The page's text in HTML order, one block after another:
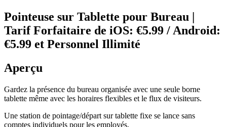
Pointeuse sur Tablette pour Bureau |
Tarif Forfaitaire de iOS: €5.99 / Android:
€5.99 et Personnel Illimité
Aperçu
Gardez la présence du bureau organisée avec une seule borne
tablette même avec les horaires flexibles et le flux de visiteurs.
Une station de pointage/départ sur tablette fixe se lance sans
comptes individuels pour les employés.